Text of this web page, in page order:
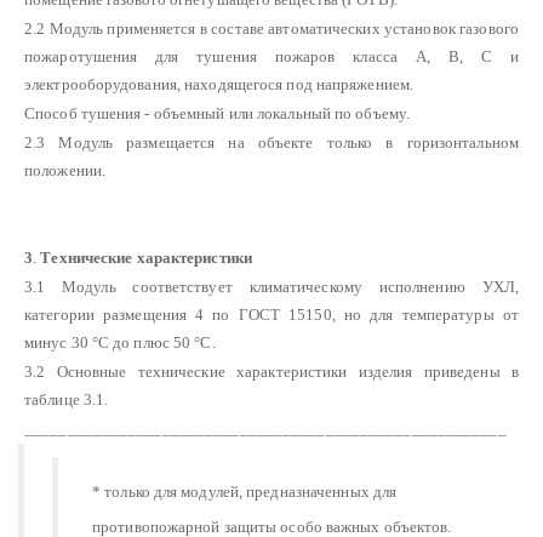
2.2 Модуль применяется в составе автоматических установок газового
пожаротушения для тушения пожаров класса А, В, С и
электрооборудования, находящегося под напряжением.
Способ тушения - объемный или локальный по объему.
2.3 Модуль размещается на объекте только в горизонтальном
положении.
3 .Технические характеристики
3.1 Модуль соответствует климатическому исполнению УХЛ,
категории размещения 4 по ГОСТ 15150, но для температуры от
минус 30 °С до плюс 50 °С.
3.2 Основные технические характеристики изделия приведены в
таблице 3.1.
* только для модулей, предназначенных для
противопожарной защиты особо важных объектов.